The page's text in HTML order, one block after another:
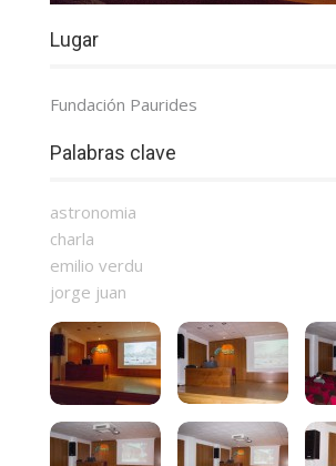
Lugar
Fundación Paurides
Palabras clave
astronomia
charla
emilio verdu
jorge juan